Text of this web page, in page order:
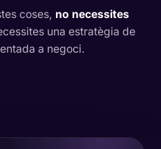
coses, no necessites
una estratègia de
a negoci.